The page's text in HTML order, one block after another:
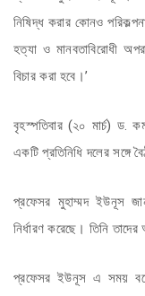
নিষিদ্ধ করার কোনও
হত্যা ও মানবতাবিরোধী
বিচার করা হবে।’
বৃহস্পতিবার (২০ মার্চ) ড.
একটি প্রতিনিধি দলের সঙ্গে
প্রফেসর মুহাম্মদ ইউনূস
নির্ধারণ করেছে। তিনি
প্রফেসর ইউনূস এ সময়